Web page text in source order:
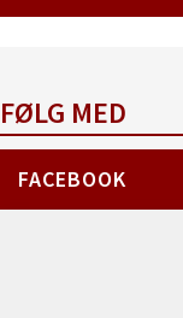
FØLG MED
FACEBOOK